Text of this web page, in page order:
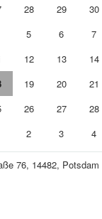
28 29
30
5 6
7
12 13
14
19 20
21
26 27
28
2 3 4
76, 14482, Potsdam